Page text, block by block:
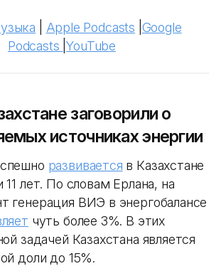
Apple Podcasts Google
Podcasts |YouTube
заговорили о
источниках энергии
развивается в Казахстане
11 лет. По словам Ерлана, на
генерация ВИЭ в энергобалансе
чуть более 3%. В этих
задачей Казахстана является
доли до 15%.